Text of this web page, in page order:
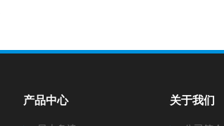
产品中心 关于我们